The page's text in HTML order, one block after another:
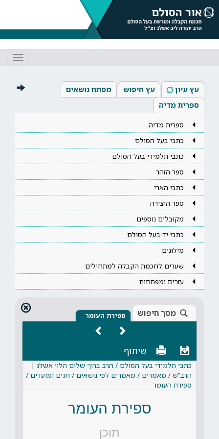
עץ עיון עץ חיפוש
מפתח נושאים
ספרית מדיה
ספרית מדיה
כתבי בעל הסולם
כתבי תלמידי בעל הסולם
ספר הזהר
כתבי הארי
ספר היצירה
מקובלים נוספים
כתבי יד בעל הסולם
מילונים
שערים לחכמת הקבלה למתחילים
עזרים ומפתחות
מסך חיפוש ספירת העומר ×
שיתוף
כתבי תלמידי בעל הסולם / הרב ברוך שלום הלוי אשלג |
הרב"ש / מאמרים / מאמרים לפי נושאים / חגים ומועדים /
ספירת העומר
ספירת העומר
תוכן